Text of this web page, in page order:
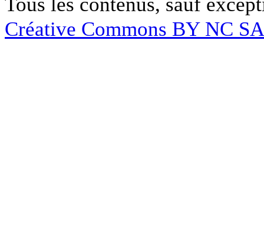
Créative Commons BY NC SA